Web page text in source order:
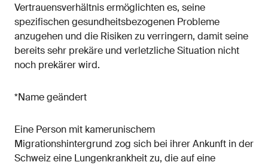
Vertrauensverhältnis ermöglichten es, seine
spezifischen gesundheitsbezogenen Probleme
anzugehen und die Risiken zu verringern, damit seine
bereits sehr prekäre und verletzliche Situation nicht
noch prekärer wird.
*Name geändert
Eine Person mit kamerunischem
Migrationshintergrund zog sich bei ihrer Ankunft in der
Schweiz eine Lungenkrankheit zu, die auf eine